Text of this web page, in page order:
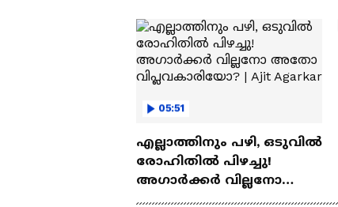
05:51
എല്ലാത്തിനും പഴി, ഒടുവില്‍
രോഹിതില്‍ പിഴച്ചു!
അഗാര്‍ക്കർ വില്ലനോ
അതോ വിപ്ലവകാരിയോ? |